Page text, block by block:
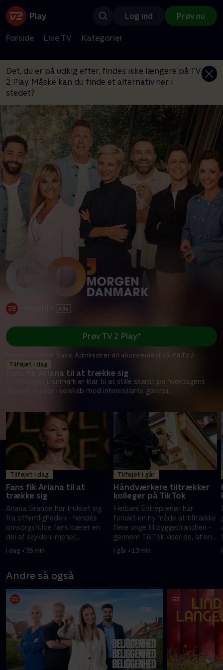
Log ind Prøv nu
Forside Live TV Kategorier
Det, du er på udkig efter, findes ikke længere på TV
2 Play. Måske kan du finde et alternativ her i
stedet?
Tilføjet i dag
Fans fik Ariana til at trække sig
Go' morgen Danmark er klar til at stille skarpt på hverdagens
aktuelle emner i selskab med interessante gæster.
Prøv TV 2 Play*
*Kræver pakken Basis. Administrer dit abonnement på Mit TV 2.
Tilføjet i dag
Fans fik Ariana til at
trække sig
Ariana Grande har trukket sig
fra offentligheden - hendes
omsorgsfulde fans bærer en
del af skylden, mener
I dag • 38 min
Tilføjet i går
Håndværkere tiltrækker
kolleger på TikTok
Heibæk Entreprenør har
fundet en ny måde at tiltrække
flere unge til byggebranchen -
gennem TikTok viser de, at en
byggeplads også indeholder
fællesskab og humor.
I går • 13 min
Andre så også